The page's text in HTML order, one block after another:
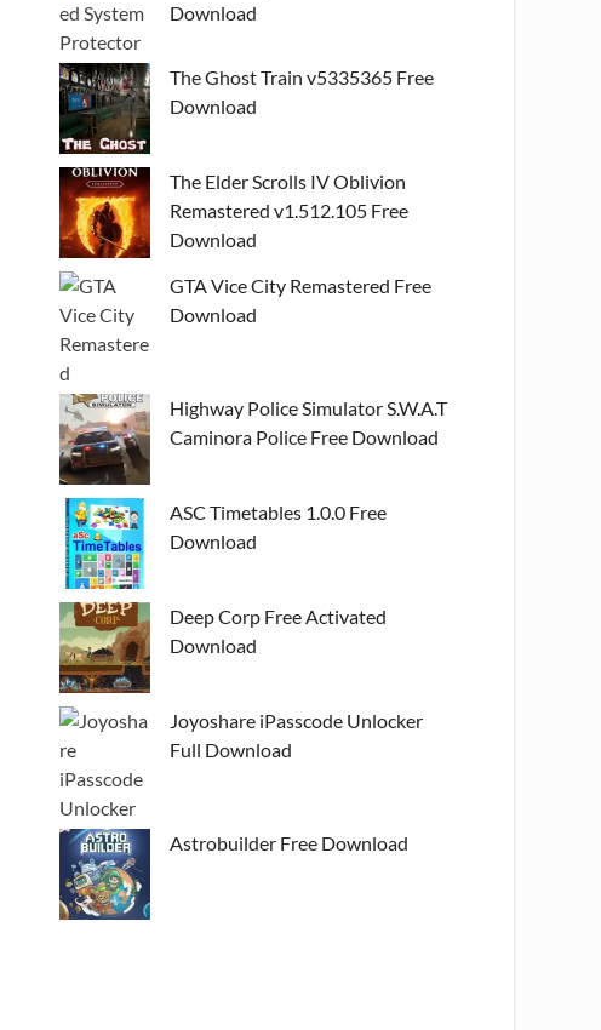
Download
The Ghost Train v5335365 Free
Download
The Elder Scrolls IV Oblivion
Remastered v1.512.105 Free
Download
GTA Vice City Remastered Free
Download
Highway Police Simulator S.W.A.T
Caminora Police Free Download
ASC Timetables 1.0.0 Free
Download
Deep Corp Free Activated
Download
Joyoshare iPasscode Unlocker
Full Download
Astrobuilder Free Download